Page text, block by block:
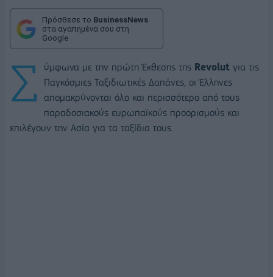
Πρόσθεσε το BusinessNews
στα αγαπημένα σου στη
Google
Σ ύμφωνα με την πρώτη Έκθεσης της Revolut για τις
Παγκόσμιες Ταξιδιωτικές Δαπάνες, οι Έλληνες
απομακρύνονται όλο και περισσότερο από τους
παραδοσιακούς ευρωπαϊκούς προορισμούς και
επιλέγουν την Ασία για τα ταξίδια τους.